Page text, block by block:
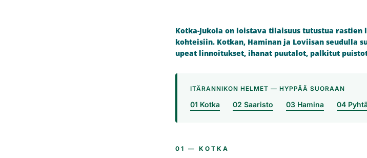
Kotka-Jukola on loistava tilaisuus tutustua
kohteisiin. Kotkan, Haminan ja Loviisan seudulla
upeat linnoitukset, ihanat puutalot, palkitut
ITÄRANNIKON HELMET — HYPPÄÄ SUORAAN
01 Kotka 02 Saaristo 03 Hamina 04
01 — KOTKA